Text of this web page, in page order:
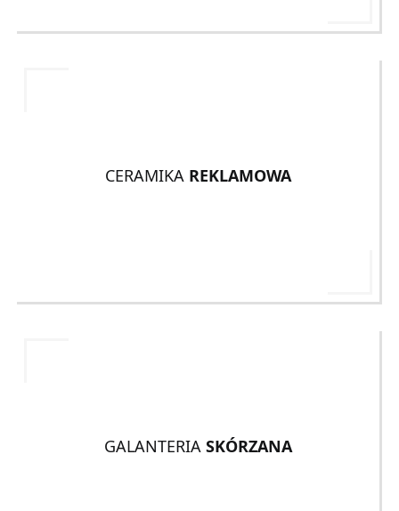
CERAMIKA REKLAMOWA
GALANTERIA SKÓRZANA